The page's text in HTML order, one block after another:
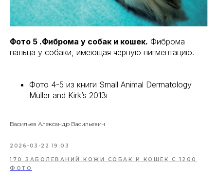
Фото 5 .Фиброма у собак и кошек. Фиброма
пальца у собаки, имеющая черную пигментацию.
Фото 4-5 из книги Small Animal Dermatology
Muller and Kirk’s 2013г
Васильев Александр Васильевич
2026-03-22 19:03
170 ЗАБОЛЕВАНИЙ КОЖИ СОБАК И КОШЕК С 1200
ФОТО